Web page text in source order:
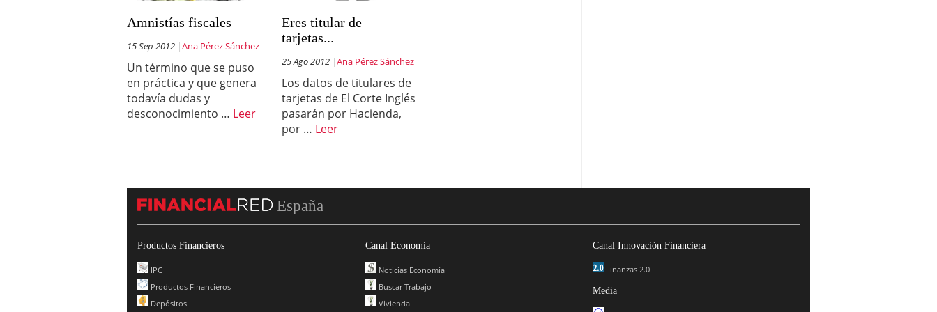
Amnistías fiscales
15 Sep 2012 Ana Pérez Sánchez
Un término que se puso
en práctica y que genera
todavía dudas y
desconocimiento … Leer
Eres titular de
tarjetas...
25 Ago 2012 Ana Pérez Sánchez
Los datos de titulares de
tarjetas de El Corte Inglés
pasarán por Hacienda,
por … Leer
España
Productos Financieros
IPC
Productos Financieros
Depósitos
Canal Economía
Noticias Economía
Buscar Trabajo
Vivienda
Canal Innovación Financiera
Finanzas 2.0
Media